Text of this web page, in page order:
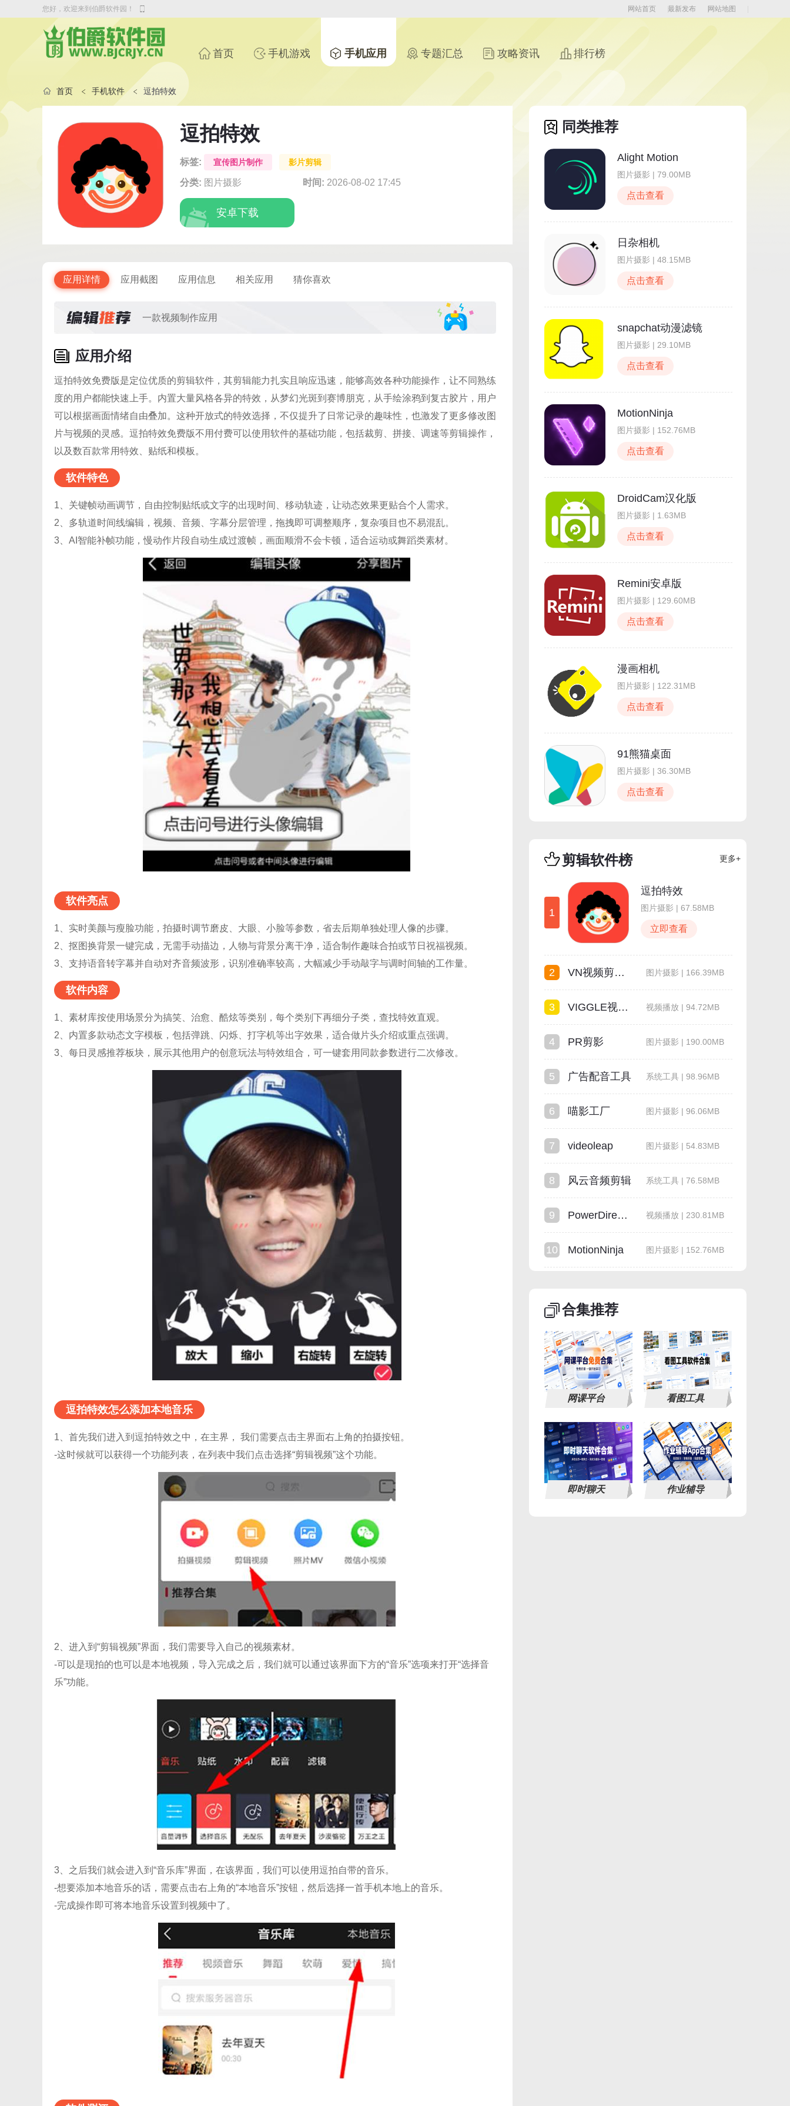
您好，欢迎来到伯爵软件园！ 网站地图
最新发布
网站首页
首页 手机游戏 手机应用 专题汇总 攻略资讯 排行榜
首页 手机软件 逗拍特效
逗拍特效
标签: 宣传图片制作 影片剪辑
分类: 图片摄影 时间: 2026-08-02 17:45
安卓下载
应用详情 应用截图 应用信息 相关应用 猜你喜欢
一款视频制作应用
应用介绍
逗拍特效免费版是定位优质的剪辑软件，其剪辑能力扎实且响应迅速，能够高效各种功能操作，让不同熟练
度的用户都能快速上手。内置大量风格各异的特效，从梦幻光斑到赛博朋克，从手绘涂鸦到复古胶片，用户
可以根据画面情绪自由叠加。这种开放式的特效选择，不仅提升了日常记录的趣味性，也激发了更多修改图
片与视频的灵感。逗拍特效免费版不用付费可以使用软件的基础功能，包括裁剪、拼接、调速等剪辑操作，
以及数百款常用特效、贴纸和模板。
软件特色
1、关键帧动画调节，自由控制贴纸或文字的出现时间、移动轨迹，让动态效果更贴合个人需求。
2、多轨道时间线编辑，视频、音频、字幕分层管理，拖拽即可调整顺序，复杂项目也不易混乱。
3、AI智能补帧功能，慢动作片段自动生成过渡帧，画面顺滑不会卡顿，适合运动或舞蹈类素材。
软件亮点
1、实时美颜与瘦脸功能，拍摄时调节磨皮、大眼、小脸等参数，省去后期单独处理人像的步骤。
2、抠图换背景一键完成，无需手动描边，人物与背景分离干净，适合制作趣味合拍或节日祝福视频。
3、支持语音转字幕并自动对齐音频波形，识别准确率较高，大幅减少手动敲字与调时间轴的工作量。
软件内容
1、素材库按使用场景分为搞笑、治愈、酷炫等类别，每个类别下再细分子类，查找特效直观。
2、内置多款动态文字模板，包括弹跳、闪烁、打字机等出字效果，适合做片头介绍或重点强调。
3、每日灵感推荐板块，展示其他用户的创意玩法与特效组合，可一键套用同款参数进行二次修改。
逗拍特效怎么添加本地音乐
1、首先我们进入到逗拍特效之中，在主界， 我们需要点击主界面右上角的拍摄按钮。
-这时候就可以获得一个功能列表，在列表中我们点击选择“剪辑视频”这个功能。
2、进入到“剪辑视频”界面，我们需要导入自己的视频素材。
-可以是现拍的也可以是本地视频，导入完成之后，我们就可以通过该界面下方的“音乐”选项来打开“选择音
乐”功能。
3、之后我们就会进入到“音乐库”界面，在该界面，我们可以使用逗拍自带的音乐。
-想要添加本地音乐的话，需要点击右上角的“本地音乐”按钮，然后选择一首手机本地上的音乐。
-完成操作即可将本地音乐设置到视频中了。
同类推荐
Alight Motion
图片摄影 | 79.00MB
点击查看
日杂相机
图片摄影 | 48.15MB
点击查看
snapchat动漫滤镜
图片摄影 | 29.10MB
点击查看
MotionNinja
图片摄影 | 152.76MB
点击查看
DroidCam汉化版
图片摄影 | 1.63MB
点击查看
Remini安卓版
图片摄影 | 129.60MB
点击查看
漫画相机
图片摄影 | 122.31MB
点击查看
91熊猫桌面
图片摄影 | 36.30MB
点击查看
剪辑软件榜 更多+
1
逗拍特效
图片摄影 | 67.58MB
立即查看
2 VN视频剪辑安卓版 图片摄影 | 166.39MB
3 VIGGLE视频生成 视频播放 | 94.72MB
4 PR剪影 图片摄影 | 190.00MB
5 广告配音工具 系统工具 | 98.96MB
6 喵影工厂 图片摄影 | 96.06MB
7 videoleap 图片摄影 | 54.83MB
8 风云音频剪辑 系统工具 | 76.58MB
9 PowerDirector 视频播放 | 230.81MB
10 MotionNinja 图片摄影 | 152.76MB
合集推荐
网课平台 看图工具
即时聊天 作业辅导